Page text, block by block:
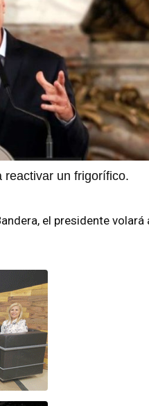
reactivar un frigorífico.
el presidente volará